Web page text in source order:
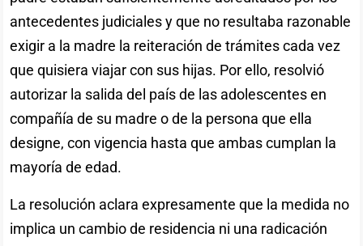
antecedentes judiciales y que no resultaba razonable
exigir a la madre la reiteración de trámites cada vez
que quisiera viajar con sus hijas. Por ello, resolvió
autorizar la salida del país de las adolescentes en
compañía de su madre o de la persona que ella
designe, con vigencia hasta que ambas cumplan la
mayoría de edad.
La resolución aclara expresamente que la medida no
implica un cambio de residencia ni una radicación